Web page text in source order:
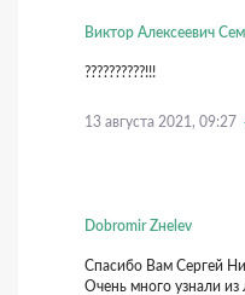
Виктор Алексеевич
??????????!!!
13 августа 2021, 09:27
Dobromir Zнelev
Спасибо Вам Сергей
Очень много узнали